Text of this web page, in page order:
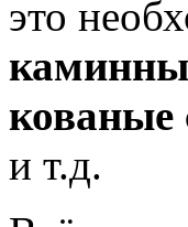
это
кованые
и т.д.